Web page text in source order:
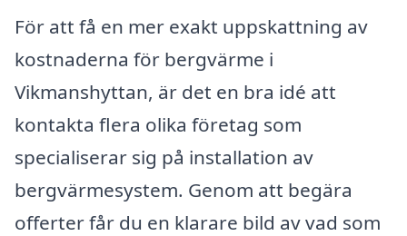
För att få en mer exakt uppskattning av
kostnaderna för bergvärme i
Vikmanshyttan, är det en bra idé att
kontakta flera olika företag som
specialiserar sig på installation av
bergvärmesystem. Genom att begära
offerter får du en klarare bild av vad som